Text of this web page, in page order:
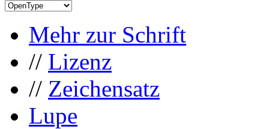
Mehr zur Schrift
// Lizenz
// Zeichensatz
Lupe